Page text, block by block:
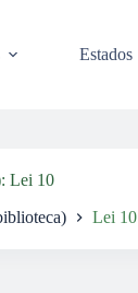
Estados
Lei 10
Lei 10